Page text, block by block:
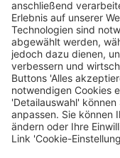
Template for SMEs
Berichtsentwurf
Europäischen
Unternehmen
wachstumsstarken
Stellungnahme
Ziel der
Finanzmitteln für
Unternehmen zu